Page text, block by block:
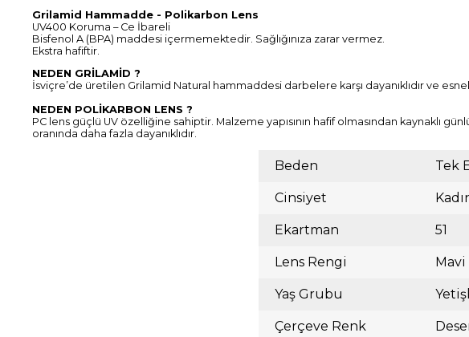
Grilamid Hammadde - Polikarbon Lens
UV400 Koruma – Ce İbareli
Bisfenol A (BPA) maddesi içermemektedir. Sağlığınıza zarar vermez.
Ekstra hafiftir.
NEDEN GRİLAMİD ?
İsviçre’de üretilen Grilamid Natural hammaddesi darbelere karşı dayanıklıdır ve
NEDEN POLİKARBON LENS ?
PC lens güçlü UV özelliğine sahiptir. Malzeme yapısının hafif olmasından kaynaklı
oranında daha fazla dayanıklıdır.
Beden Tek
Cinsiyet
Ekartman 51
Lens Rengi Mavi
Yaş Grubu
Çerçeve Renk